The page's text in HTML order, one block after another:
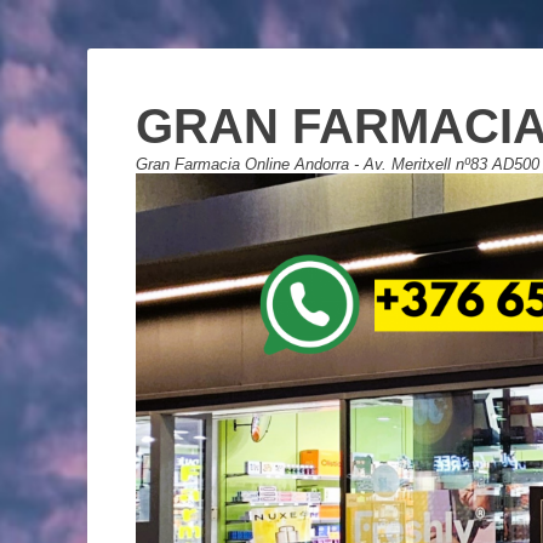
GRAN
Gran Farmacia Online Andorra - Av. Meritxell nº83